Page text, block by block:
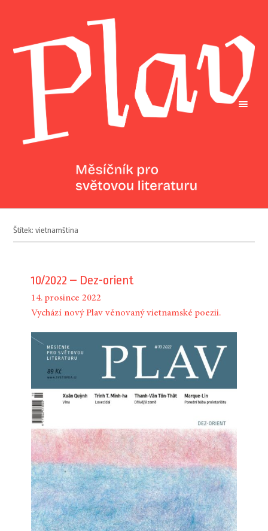
Štítek: vietnamština
10/2022 – Dez-orient
14. prosince 2022
Vychází nový Plav věnovaný vietnamské poezii.